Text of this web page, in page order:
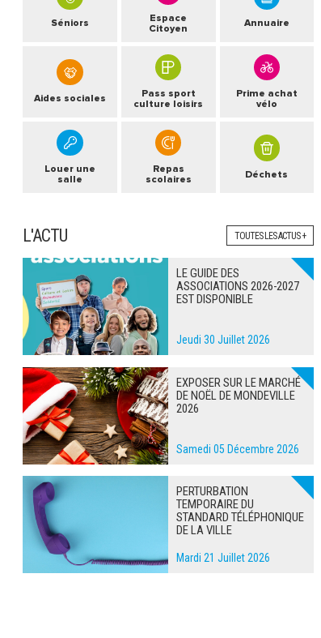
Séniors
Espace
Citoyen
Annuaire
Aides sociales
Pass sport
culture loisirs
Prime achat
vélo
Louer une
salle
Repas
scolaires
Déchets
L'ACTU TOUTES LES ACTUS +
LE GUIDE DES
ASSOCIATIONS 2026-2027
EST DISPONIBLE
Jeudi 30 Juillet 2026
EXPOSER SUR LE MARCHÉ
DE NOËL DE MONDEVILLE
2026
Samedi 05 Décembre 2026
PERTURBATION
TEMPORAIRE DU
STANDARD TÉLÉPHONIQUE
DE LA VILLE
Mardi 21 Juillet 2026